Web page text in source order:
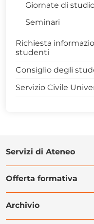
Giornate di
Seminari
Richiesta
studenti
Consiglio degli
Servizio Civile
Servizi di Ateneo
Biblioteca di
Centro Linguistico
Offerta formativa
Sede di Potenza
Archivio